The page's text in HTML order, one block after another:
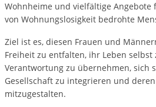
Wohnheime und vielfältige Angebote
von Wohnungslosigkeit bedrohte
Ziel ist es, diesen Frauen und
Freiheit zu entfalten, ihr Leben selbst
Verantwortung zu übernehmen, sich
Gesellschaft zu integrieren und
mitzugestalten.